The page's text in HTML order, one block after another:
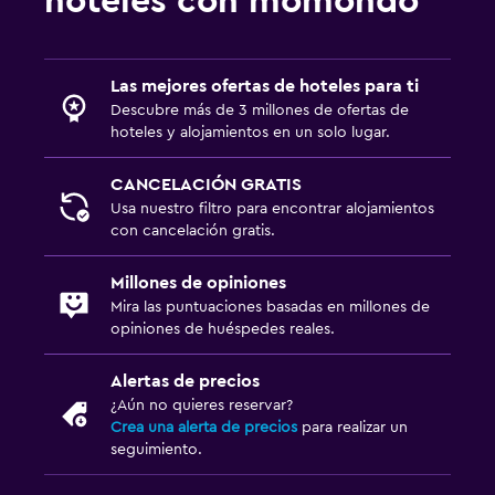
Las mejores ofertas de hoteles para ti
Descubre más de 3 millones de ofertas de
hoteles y alojamientos en un solo lugar.
CANCELACIÓN GRATIS
Usa nuestro filtro para encontrar alojamientos
con cancelación gratis.
Millones de opiniones
Mira las puntuaciones basadas en millones de
opiniones de huéspedes reales.
Alertas de precios
¿Aún no quieres reservar?
Crea una alerta de precios para realizar un
seguimiento.